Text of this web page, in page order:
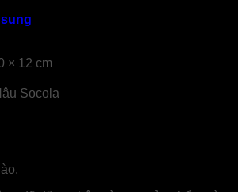
× 12 cm
Socola